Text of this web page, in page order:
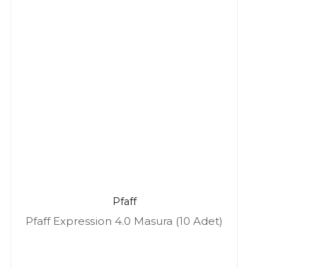
Pfaff
Pfaff Expression 4.0 Masura (10 Adet)